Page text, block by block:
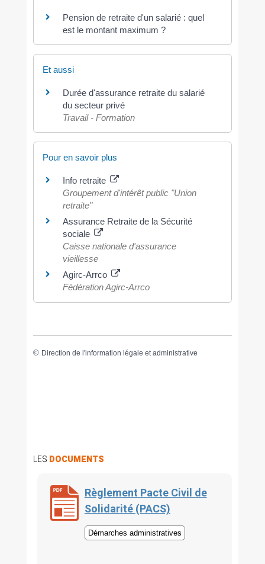
Pension de retraite d'un salarié : quel
est le montant maximum ?
Et aussi
Durée d'assurance retraite du salarié
du secteur privé
Travail - Formation
Pour en savoir plus
Info retraite
Groupement d'intérêt public "Union
retraite"
Assurance Retraite de la Sécurité
sociale
Caisse nationale d'assurance
vieillesse
Agirc-Arrco
Fédération Agirc-Arrco
© Direction de l'information légale et administrative
LES DOCUMENTS
Règlement Pacte Civil de
Solidarité (PACS)
Démarches administratives